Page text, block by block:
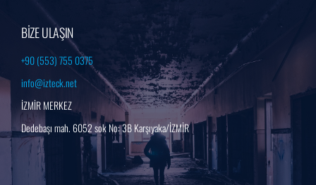
BİZE ULAŞIN
+90 (553) 755 0375
info@izteck.net
İZMİR MERKEZ
Dedebaşı mah. 6052 sok No: 3B Karşıyaka/İZMİR